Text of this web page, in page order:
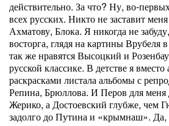
действительно. За что? Ну, во-
всех русских. Никто не заставит
Ахматову, Блока. Я никогда не
восторга, глядя на картины Врубеля
так же нравятся Высоцкий и
русской классике. В детстве я вместо
раскрасками листала альбомы с
Репина, Брюллова. И Перов для меня
Жерико, а Достоевский глубже, чем
задолго до Путина и «крымнаш».